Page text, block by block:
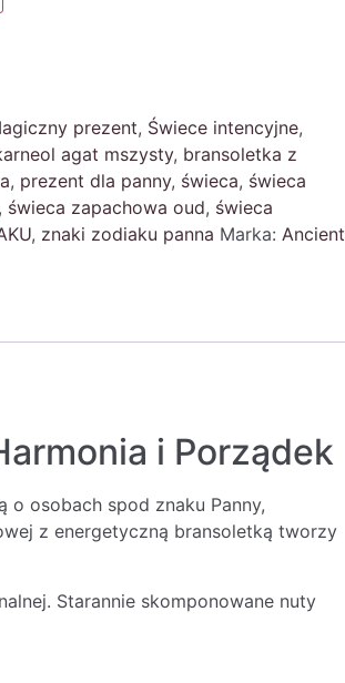
prezent, Świece intencyjne,
agat mszysty, bransoletka z
, prezent dla panny, świeca, świeca
, świeca zapachowa oud, świeca
, znaki zodiaku panna Marka: Ancient
i Porządek
osobach spod znaku Panny,
z energetyczną bransoletką tworzy
Starannie skomponowane nuty